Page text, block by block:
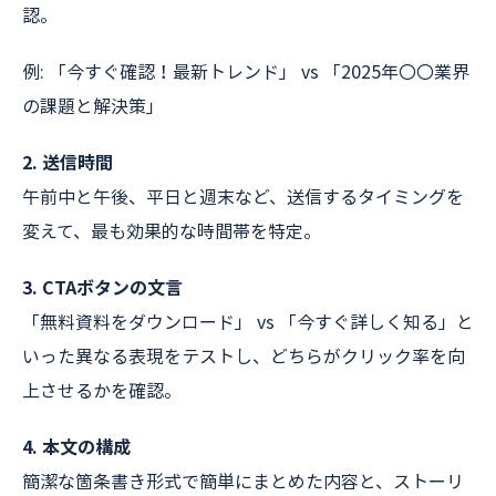
認。
例: 「今すぐ確認！最新トレンド」 vs 「2025年〇〇業界
の課題と解決策」
2. 送信時間
午前中と午後、平日と週末など、送信するタイミングを
変えて、最も効果的な時間帯を特定。
3. CTAボタンの文言
「無料資料をダウンロード」 vs 「今すぐ詳しく知る」と
いった異なる表現をテストし、どちらがクリック率を向
上させるかを確認。
4. 本文の構成
簡潔な箇条書き形式で簡単にまとめた内容と、ストーリ